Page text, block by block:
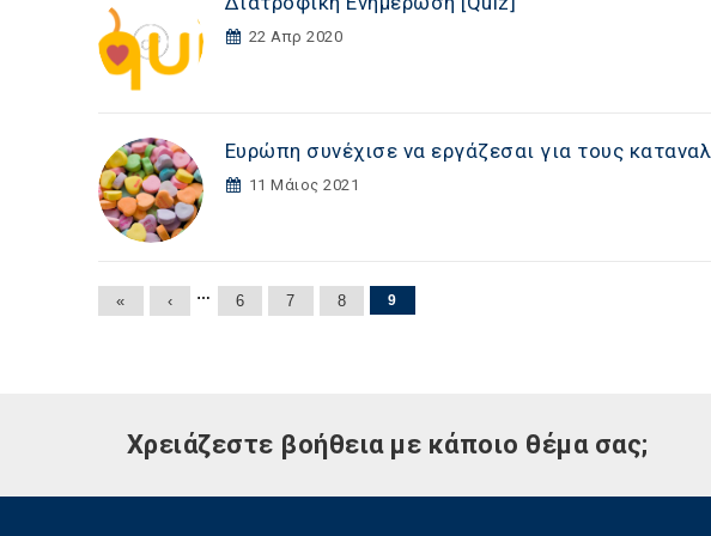
22 Απρ 2020
Ευρώπη συνέχισε να εργάζεσαι για τους
11 Μάιος 2021
Σελίδες
« ‹ … 6 7 8 9
Χρειάζεστε βοήθεια με κάποιο θέμα σας;